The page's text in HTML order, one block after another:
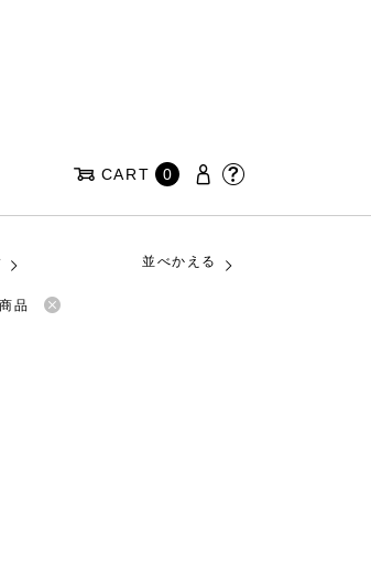
CART 0
並べかえる
品